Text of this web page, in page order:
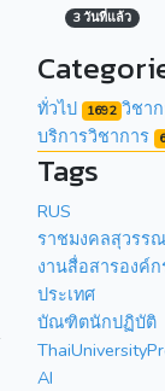
3 วันที่แล้ว
ทั่วไป 1692 วิชา
บริการวิชาการ
Tags
RUS
ราชมงคลสุวรร
งานสื่อสารองค์ก
ประเทศ
บัณฑิตนักปฏิบัติ
AI